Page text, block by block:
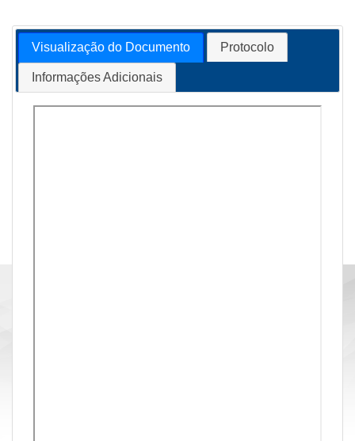
Visualização do Documento Protocolo
Informações Adicionais